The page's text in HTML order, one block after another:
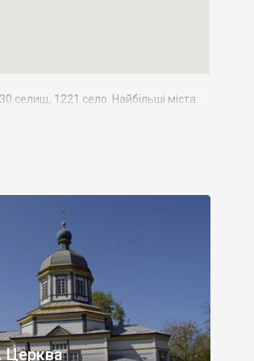
селищ, 1221 село. Найбільші міста:
– з Полтавською і Чернігівською,
є столиця та адміністративний
вистачає туристично
Хмельницький
(із панським маєтком Хоєцьких),
церквою),
архітектурними
,Селищі,Малій Стариці,Малій
Церква